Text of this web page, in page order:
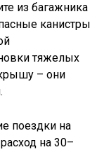
из багажника
канистры
тяжелых
– они
поездки на
на 30–